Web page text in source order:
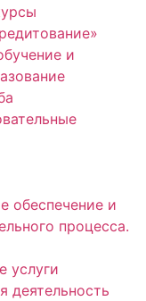
и
обеспечение и
процесса.
услуги
деятельность